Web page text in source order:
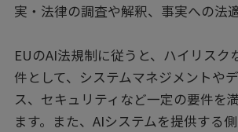
実・法律の調査や解釈、事実への法
EUのAI法規制に従うと、ハイリスク
件として、システムマネジメントや
ス、セキュリティなど一定の要件を
ます。また、AIシステムを提供する側